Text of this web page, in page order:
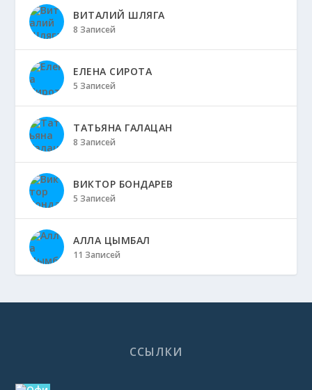
ВИТАЛИЙ ШЛЯГА
8 Записей
ЕЛЕНА СИРОТА
5 Записей
ТАТЬЯНА ГАЛАЦАН
8 Записей
ВИКТОР БОНДАРЕВ
5 Записей
АЛЛА ЦЫМБАЛ
11 Записей
ССЫЛКИ